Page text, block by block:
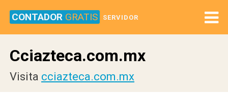
CONTADOR GRATIS SERVIDOR
Cciazteca.com.mx
Visita cciazteca.com.mx